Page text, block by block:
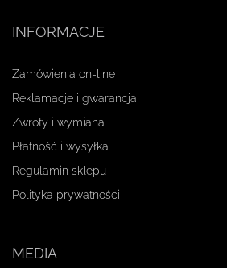
INFORMACJE
Zamówienia on-line
Reklamacje i gwarancja
Zwroty i wymiana
Płatność i wysyłka
Regulamin sklepu
Polityka prywatności
MEDIA